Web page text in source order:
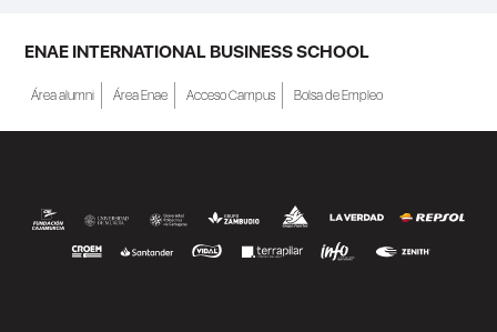
ENAE INTERNATIONAL BUSINESS SCHOOL
Área alumni Área Enae Acceso Campus Bolsa de Empleo